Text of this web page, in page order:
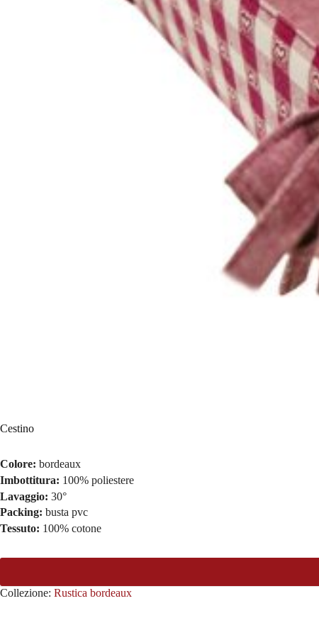
Cestino
Colore: bordeaux
Imbottitura: 100% poliestere
Lavaggio: 30°
Packing: busta pvc
Tessuto: 100% cotone
Collezione: Rustica bordeaux